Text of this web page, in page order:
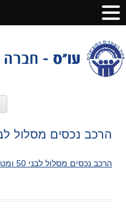
הרכב נכסים מסלול לבני 50 ומטה
הרכב נכסים מסלול לבני 50 ומטה 03.2025